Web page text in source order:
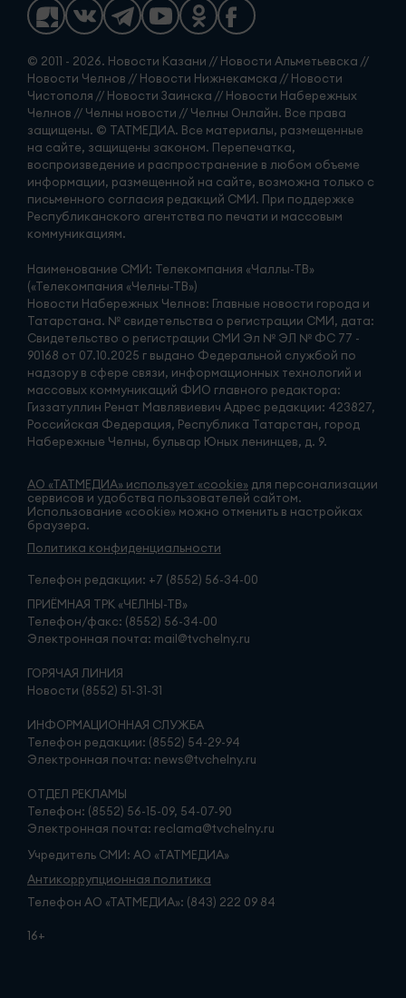
© 2011 - 2026. Новости Казани // Новости Альметьевска //
Новости Челнов // Новости Нижнекамска // Новости
Чистополя // Новости Заинска // Новости Набережных
Челнов // Челны новости // Челны Онлайн. Все права
защищены. © ТАТМЕДИА. Все материалы, размещенные
на сайте, защищены законом. Перепечатка,
воспроизведение и распространение в любом объеме
информации, размещенной на сайте, возможна только с
письменного согласия редакций СМИ. При поддержке
Республиканского агентства по печати и массовым
коммуникациям.
Наименование СМИ: Телекомпания «Чаллы-ТВ»
(«Телекомпания «Челны-ТВ»)
Новости Набережных Челнов: Главные новости города и
Татарстана. № свидетельства о регистрации СМИ, дата:
Свидетельство о регистрации СМИ Эл № ЭЛ № ФС 77 -
90168 от 07.10.2025 г выдано Федеральной службой по
надзору в сфере связи, информационных технологий и
массовых коммуникаций ФИО главного редактора:
Гиззатуллин Ренат Мавлявиевич Адрес редакции: 423827,
Российская Федерация, Республика Татарстан, город
Набережные Челны, бульвар Юных ленинцев, д. 9.
АО «ТАТМЕДИА» использует «cookie» для персонализации
сервисов и удобства пользователей сайтом.
Использование «cookie» можно отменить в настройках
браузера.
Политика конфиденциальности
Телефон редакции: +7 (8552) 56-34-00
ПРИЁМНАЯ ТРК «ЧЕЛНЫ-ТВ»
Телефон/факс: (8552) 56-34-00
Электронная почта: mail@tvchelny.ru
ГОРЯЧАЯ ЛИНИЯ
Новости (8552) 51-31-31
ИНФОРМАЦИОННАЯ СЛУЖБА
Телефон редакции: (8552) 54-29-94
Электронная почта: news@tvchelny.ru
ОТДЕЛ РЕКЛАМЫ
Телефон: (8552) 56-15-09, 54-07-90
Электронная почта: reclama@tvchelny.ru
Учредитель СМИ: АО «ТАТМЕДИА»
Антикоррупционная политика
Телефон АО «ТАТМЕДИА»: (843) 222 09 84
16+